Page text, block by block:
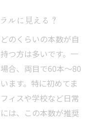
ルに見える？
のくらいの本数が自
つ方は多いです。一
合、両目で60本〜80
ます。特に初めてま
ィスや学校など日常
は、この本数が推奨